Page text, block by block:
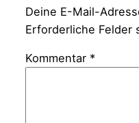
Deine E-Mail-
Erforderliche Felder
Kommentar *